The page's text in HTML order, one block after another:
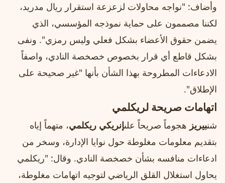
وأضاف: "نواجه محاولات لزعزعة استقرار ريال مدريد،
لكننا مصممون على حماية نموذجه المؤسسي، الذي
يضمن حقوق الأعضاء بشكل فعلي وليس رمزي". ونفى
بشكل قاطع أي قرار بخصوص خصخصة النادي، واصفاً
الادعاءات المطروحة بهذا الشأن بأنها "غير صحيحة على
الإطلاق".
اتهامات صريحة لريكلمي
شنبيريز هجوماً صريحاً علىإنريكي ريكلمي، متهماً إياه
بتقديم معلومات مغلوطة حول نوايا الإدارة، وسخر من
ادعاءات منافسه بشأن خصخصة النادي. وقال: "ريكلمي
يحاول استغلال القلق الرياضي لتوجيه اتهامات مغلوطة،